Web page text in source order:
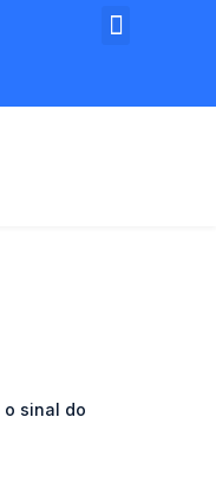
o sinal do